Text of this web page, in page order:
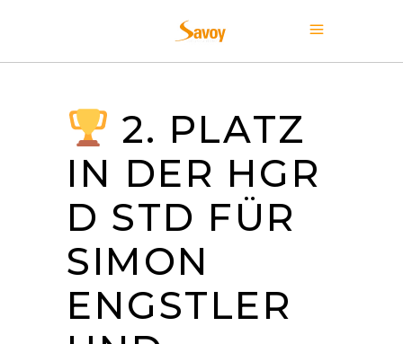
2. PLATZ
IN DER HGR
D STD FÜR
SIMON
ENGSTLER